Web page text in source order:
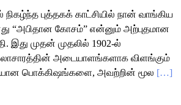
புத்தகக் காட்சியில் நான் வாங்கிய
“அபிதான கோசம்” என்னும் அற்புதமான
இது முதன் முதலில் 1902-ல்
கலாசாரத்தின் அடையாளங்களாக விளங்கும்
பொக்கிஷங்களை, அவற்றின் மூல […]